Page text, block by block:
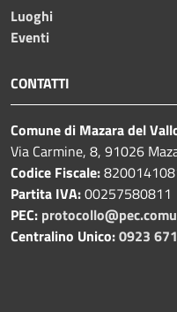
Luoghi
Eventi
CONTATTI
Comune di Mazara del
Via Carmine, 8, 91026
Codice Fiscale:
Partita IVA:00257580811
PEC:
Centralino Unico:0923